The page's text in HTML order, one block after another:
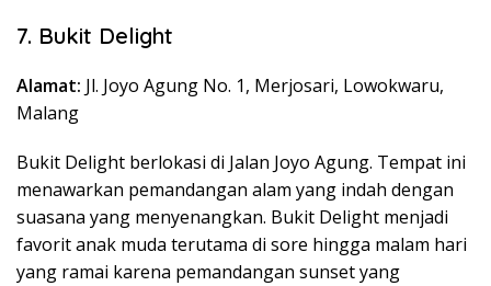
7. Bukit Delight
Alamat: Jl. Joyo Agung No. 1, Merjosari, Lowokwaru,
Malang
Bukit Delight berlokasi di Jalan Joyo Agung. Tempat ini
menawarkan pemandangan alam yang indah dengan
suasana yang menyenangkan. Bukit Delight menjadi
favorit anak muda terutama di sore hingga malam hari
yang ramai karena pemandangan sunset yang